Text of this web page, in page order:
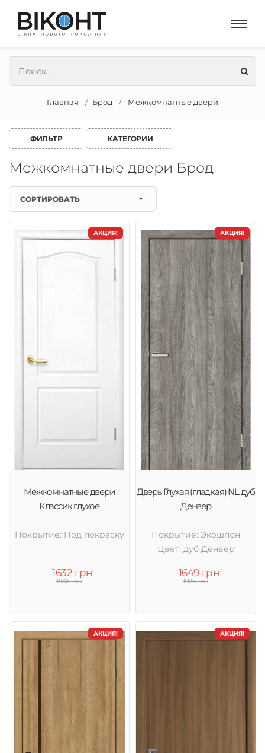
Главная Брод Межкомнатные двери
ФИЛЬТР КАТЕГОРИИ
Межкомнатные двери Брод
СОРТИРОВАТЬ
АКЦИЯ!
Межкомнатные двери
Классик глухое
Покрытие: Под покраску
1632 грн
1936 грн
АКЦИЯ!
Дверь Глухая (гладкая) NL дуб
Денвер
Покрытие: Экошпон
Цвет: дуб Денвер
1649 грн
1925 грн
АКЦИЯ! АКЦИЯ!